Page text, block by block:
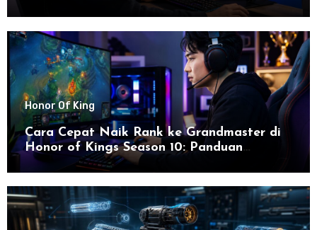
Honor Of King
Cara Cepat Naik Rank ke Grandmaster di
Honor of Kings Season 10: Panduan
Lengkap dan Strategi Terbaru untuk Sukses
di 2026